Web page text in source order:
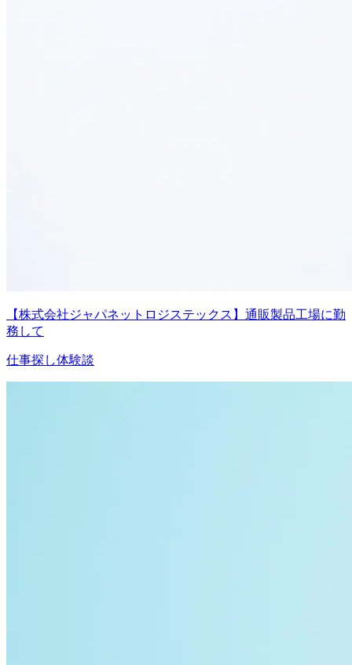
【株式会社ジャパネットロジステックス】通販製品工場に勤
務して
仕事探し体験談